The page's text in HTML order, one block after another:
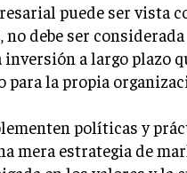
puede ser vista
debe ser
a largo plazo
para la propia
políticas y
mera estrategia de